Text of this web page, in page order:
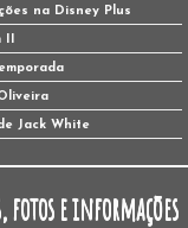
na Disney Plus
Jack White
fotos e informações